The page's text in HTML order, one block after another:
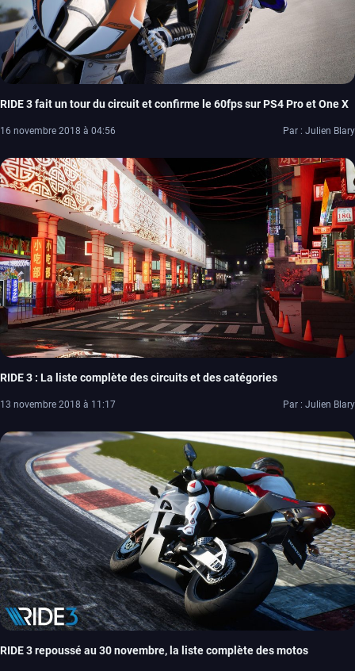
RIDE 3 fait un tour du circuit et confirme le 60fps sur PS4 Pro et One X
16 novembre 2018 à 04:56 Par : Julien Blary
RIDE 3 : La liste complète des circuits et des catégories
13 novembre 2018 à 11:17 Par : Julien Blary
RIDE 3 repoussé au 30 novembre, la liste complète des motos